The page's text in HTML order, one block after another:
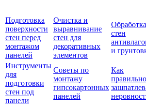
Подготовка
поверхности
стен перед
монтажом
панелей
Очистка и
выравнивание
стен для
декоративных
элементов
Обработка
стен
и
Инструменты
для
подготовки
стен под
панели
Советы по
монтажу
гипсокартонных
панелей
Как
правильно